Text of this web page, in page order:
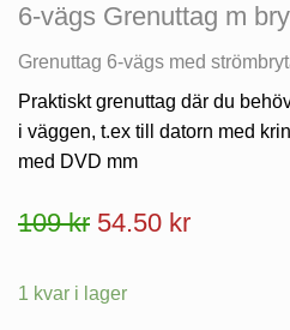
6-vägs Grenuttag m
Grenuttag 6-vägs med
Praktiskt grenuttag där du
i väggen, t.ex till datorn med
med DVD mm
109kr Det
priset
54.50 krDet
1 kvar i lager